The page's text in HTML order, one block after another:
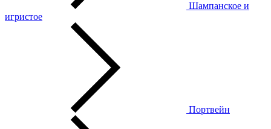
Шампанское и
игристое
Портвейн